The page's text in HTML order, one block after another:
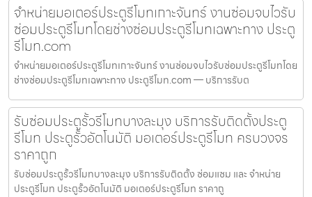
จำหน่ายมอเตอร์ประตูรีโมทเกาะจันทร์ งานซ่อมจบไวรับ
ซ่อมประตูรีโมทโดยช่างซ่อมประตูรีโมทเฉพาะทาง ประตู
รีโมท.com
จำหน่ายมอเตอร์ประตูรีโมทเกาะจันทร์ งานซ่อมจบไวรับซ่อมประตูรีโมทโดย
ช่างซ่อมประตูรีโมทเฉพาะทาง ประตูรีโมท.com — บริการรับต
รับซ่อมประตูรั้วรีโมทบางละมุง บริการรับติดตั้งประตู
รีโมท ประตูรั้วอัตโนมัติ มอเตอร์ประตูรีโมท ครบวงจร
ราคาถูก
รับซ่อมประตูรั้วรีโมทบางละมุง บริการรับติดตั้ง ซ่อมแซม และ จำหน่าย
ประตูรีโมท ประตูรั้วอัตโนมัติ มอเตอร์ประตูรีโมท ราคาถู